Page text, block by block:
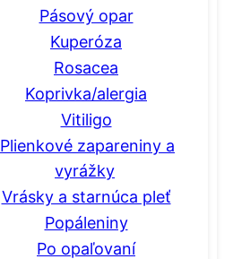
Pásový opar
Kuperóza
Rosacea
Koprivka/alergia
Vitiligo
Plienkové zapareniny a
vyrážky
Vrásky a starnúca pleť
Popáleniny
Po opaľovaní